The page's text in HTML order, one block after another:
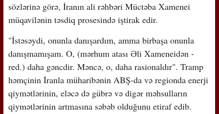
sözlərinə görə, İranın ali rəhbəri Müctəba Xamenei
müqavilənin təsdiq prosesində iştirak edir.
"İstəsəydi, onunla danışardım, amma birbaşa onunla
danışmamışam. O, (mərhum atası Əli Xameneidən -
red.) daha gəncdir. Məncə, o, daha rasionaldır". Tramp
həmçinin İranla müharibənin ABŞ-da və regionda enerji
qiymətlərinin, eləcə də gübrə və digər məhsulların
qiymətlərinin artmasına səbəb olduğunu etiraf edib.